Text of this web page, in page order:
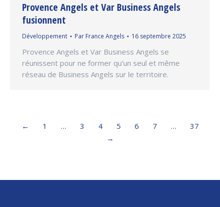
Provence Angels et Var Business Angels
fusionnent
Développement Par France Angels 16 septembre 2025
Provence Angels et Var Business Angels se
réunissent pour ne former qu’un seul et même
réseau de Business Angels sur le territoire.
← 1 … 3 4 5 6 7 …
37
→